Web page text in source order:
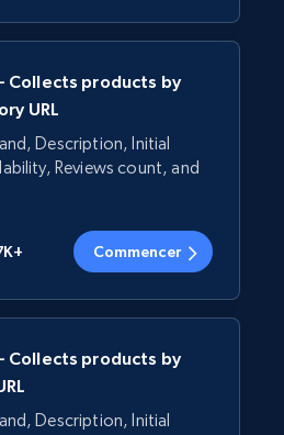
Collects products by
URL
Description, Initial
Reviews count, and
Commencer
Collects products by
Description, Initial